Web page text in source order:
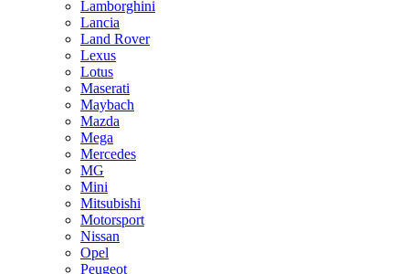
Lamborghini
Lancia
Land Rover
Lexus
Lotus
Maserati
Maybach
Mazda
Mega
Mercedes
MG
Mini
Mitsubishi
Motorsport
Nissan
Opel
Peugeot